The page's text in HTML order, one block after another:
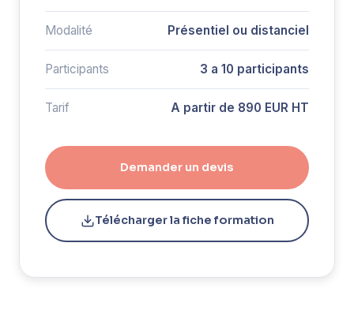
Modalité Présentiel ou distanciel
Participants 3 a 10 participants
Tarif A partir de 890 EUR HT
Demander un devis
Télécharger la fiche formation